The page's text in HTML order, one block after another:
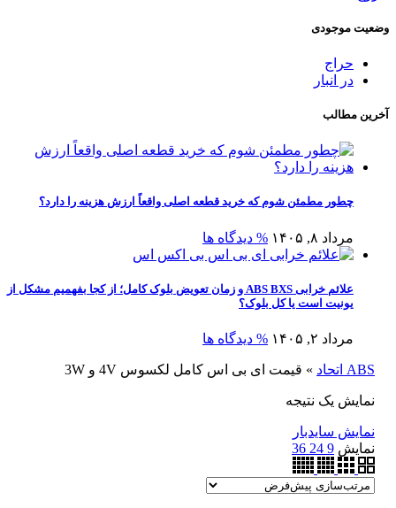
وضعیت موجودی
حراج
در انبار
آخرین مطالب
چطور مطمئن شوم که خرید قطعه اصلی واقعاً ارزش هزینه را دارد؟
مرداد ۸, ۱۴۰۵ % دیدگاه ها
علائم خرابی ABS BXS و زمان تعویض بلوک کامل؛ از کجا بفهمیم مشکل از
یونیت است یا کل بلوک؟
مرداد ۲, ۱۴۰۵ % دیدگاه ها
ABS اتحاد » قیمت ای بی اس کامل لکسوس 4V و 3W
نمایش یک نتیجه
نمایش سایدبار
نمایش 9
24
36